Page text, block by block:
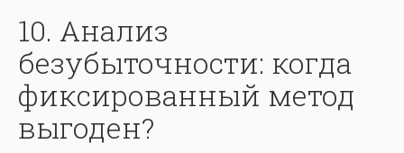
10. Анализ
безубыточности: когда
фиксированный метод
выгоден?